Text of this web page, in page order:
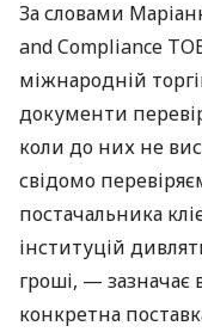
За словами
and Compliance
міжнародній
документи
коли до них не
свідомо
постачальника
інституцій
гроші, — зазначає
конкретна